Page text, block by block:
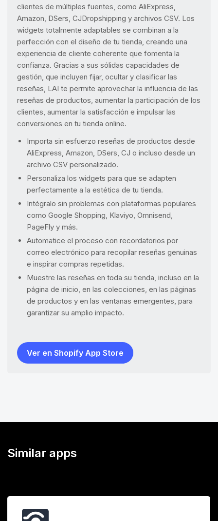
clientes de múltiples fuentes, como AliExpress,
Amazon, DSers, CJDropshipping y archivos CSV. Los
widgets totalmente adaptables se combinan a la
perfección con el diseño de tu tienda, creando una
experiencia de cliente coherente que fomenta la
confianza. Gracias a sus sólidas capacidades de
gestión, que incluyen fijar, ocultar y clasificar las
reseñas, LAI te permite aprovechar la influencia de las
reseñas de productos, aumentar la participación de los
clientes, aumentar la satisfacción e impulsar las
conversiones en tu tienda online.
Importa sin esfuerzo reseñas de productos desde
AliExpress, Amazon, DSers, CJ o incluso desde un
archivo CSV personalizado.
Personaliza los widgets para que se adapten
perfectamente a la estética de tu tienda.
Intégralo sin problemas con plataformas populares
como Google Shopping, Klaviyo, Omnisend,
PageFly y más.
Automatice el proceso con recordatorios por
correo electrónico para recopilar reseñas genuinas
e inspirar compras repetidas.
Muestre las reseñas en toda su tienda, incluso en la
página de inicio, en las colecciones, en las páginas
de productos y en las ventanas emergentes, para
garantizar su amplio impacto.
Ver en Shopify App Store
Similar apps